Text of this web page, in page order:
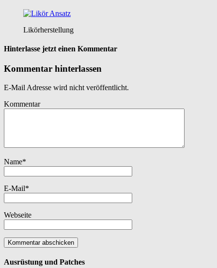
Likörherstellung
Hinterlasse jetzt einen Kommentar
Kommentar hinterlassen
E-Mail Adresse wird nicht veröffentlicht.
Kommentar
Name*
E-Mail*
Webseite
Ausrüstung und Patches